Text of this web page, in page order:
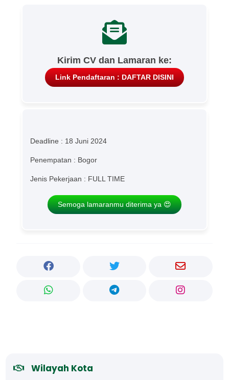
Kirim CV dan Lamaran ke:
Link Pendaftaran : DAFTAR DISINI
Deadline : 18 Juni 2024
Penempatan : Bogor
Jenis Pekerjaan : FULL TIME
Semoga lamaranmu diterima ya 😍
Wilayah Kota